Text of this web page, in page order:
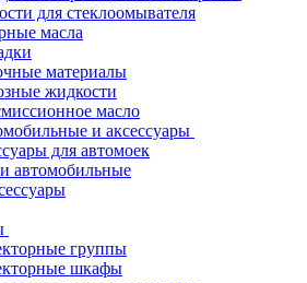
для стеклоомывателя
масла
материалы
жидкости
масло
и аксессуары
для автомоек
автомобильные
группы
шкафы